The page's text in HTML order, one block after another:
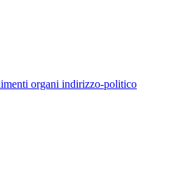
organi indirizzo-politico